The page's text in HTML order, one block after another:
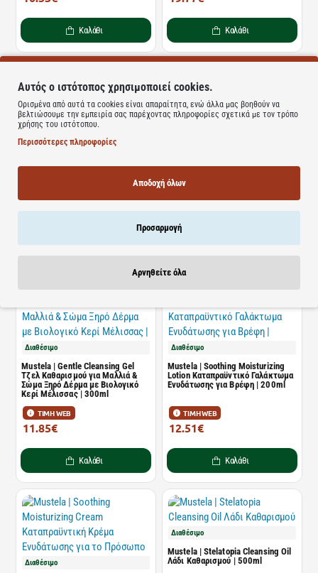
Καλάθι Καλάθι
Ενυδάτωσης Προσώπου με
Βιολογικό κερί μέλισσας | 40ml
9.20€
Καλάθι
Διαθέσιμο
40ml
11.18€
Καλάθι
Διαθέσιμο
Mustela | Gentle Cleansing Gel
Τζελ Καθαρισμού για Μαλλιά &
Σώμα Ξηρό Δέρμα με Βιολογικό
Κερί Μέλισσας | 300ml
ΤΙΜΗ WEB
11.85€
Καλάθι
Διαθέσιμο
Mustela | Soothing Moisturizing
Lotion Καταπραϋντικό Γαλάκτωμα
Ενυδάτωσης για Βρέφη | 200ml
ΤΙΜΗ WEB
12.51€
Καλάθι
Διαθέσιμο
Διαθέσιμο
Mustela | Stelatopia Cleansing Oil
Λάδι Καθαρισμού | 500ml
Αυτός ο ιστότοπος χρησιμοποιεί cookies.
Ορισμένα από αυτά τα cookies είναι απαραίτητα, ενώ άλλα μας βοηθούν να
βελτιώσουμε την εμπειρία σας παρέχοντας πληροφορίες σχετικά με τον τρόπο
χρήσης του ιστότοπου.
Περισσότερες πληροφορίες
Αποδοχή όλων
Προσαρμογή
Αρνηθείτε όλα